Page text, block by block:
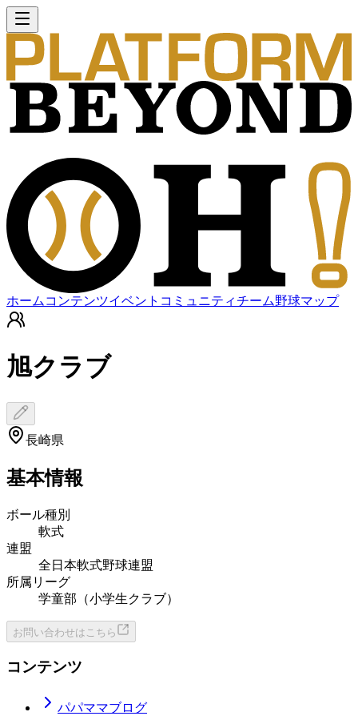
ホーム コンテンツイベント コミュニティチーム野球マップ
旭クラブ
長崎県
基本情報
ボール種別
軟式
連盟
全日本軟式野球連盟
所属リーグ
学童部（小学生クラブ）
お問い合わせはこちら
コンテンツ
パパママブログ